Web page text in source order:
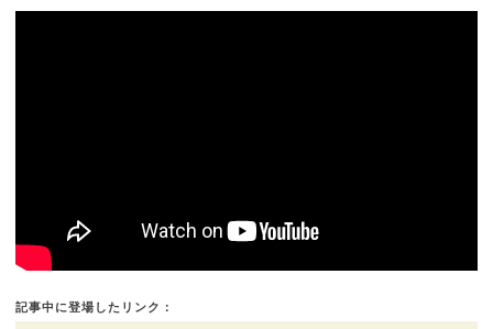
記事中に登場したリンク：